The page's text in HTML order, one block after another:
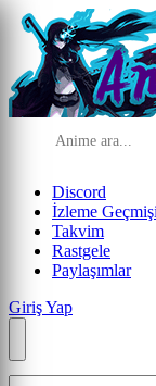
Discord
İzleme Geçmişi
Takvim
Rastgele
Paylaşımlar
Giriş Yap